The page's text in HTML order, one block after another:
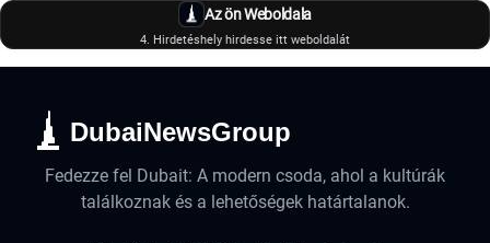
Az ön Weboldala
4. Hirdetéshely hirdesse itt weboldalát
DubaiNewsGroup
Fedezze fel Dubait: A modern csoda, ahol a kultúrák
találkoznak és a lehetőségek határtalanok.